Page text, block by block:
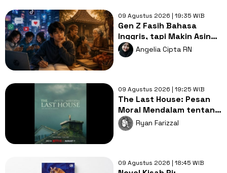
09 Agustus 2026 | 19:35 WIB
Gen Z Fasih Bahasa
Inggris, tapi Makin Asing
dengan Bahasa Ibu,
Mengapa?
Angelia Cipta RN
09 Agustus 2026 | 19:25 WIB
The Last House: Pesan
Moral Mendalam tentang
Hubungan Manusia dan
Alam
Ryan Farizzal
09 Agustus 2026 | 18:45 WIB